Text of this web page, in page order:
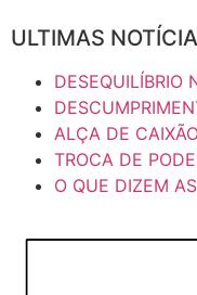
ULTIMAS
DESEQUILÍBRIO
ALÇA DE
TROCA DE
O QUE DIZEM